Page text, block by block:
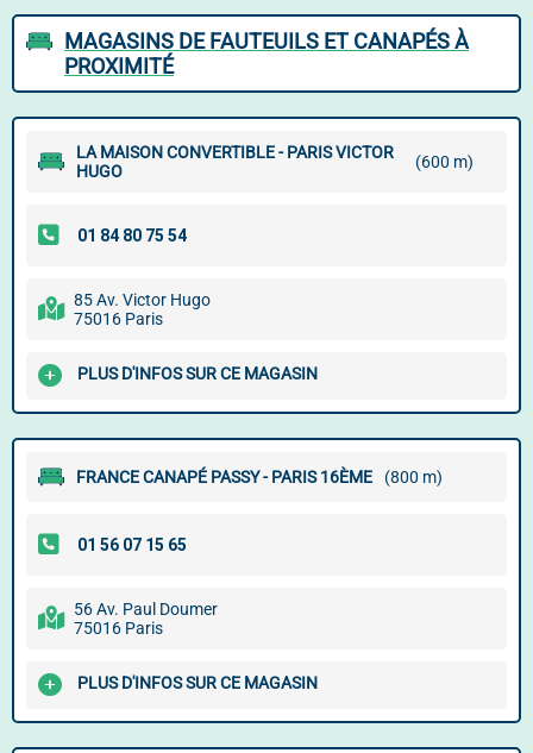
MAGASINS DE FAUTEUILS ET CANAPÉS À
PROXIMITÉ
LA MAISON CONVERTIBLE - PARIS VICTOR
HUGO
(600 m)
85 Av. Victor Hugo
75016 Paris
PLUS D'INFOS SUR CE MAGASIN
FRANCE CANAPÉ PASSY - PARIS 16ÈME (800 m)
56 Av. Paul Doumer
75016 Paris
PLUS D'INFOS SUR CE MAGASIN